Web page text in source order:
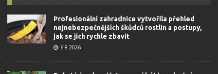
Profesionální zahradnice vytvořila přehled
nejnebezpečnějších škůdců rostlin a postupy,
jak se jich rychle zbavit
6.8.2026